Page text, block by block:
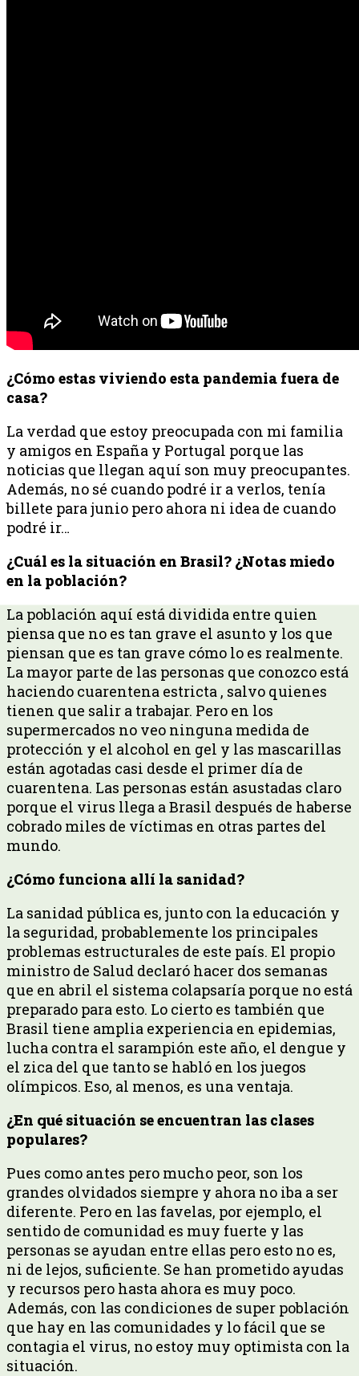
¿Cómo estas viviendo esta pandemia fuera de
casa?
La verdad que estoy preocupada con mi familia
y amigos en España y Portugal porque las
noticias que llegan aquí son muy preocupantes.
Además, no sé cuando podré ir a verlos, tenía
billete para junio pero ahora ni idea de cuando
podré ir…
¿Cuál es la situación en Brasil? ¿Notas miedo
en la población?
La población aquí está dividida entre quien
piensa que no es tan grave el asunto y los que
piensan que es tan grave cómo lo es realmente.
La mayor parte de las personas que conozco está
haciendo cuarentena estricta , salvo quienes
tienen que salir a trabajar. Pero en los
supermercados no veo ninguna medida de
protección y el alcohol en gel y las mascarillas
están agotadas casi desde el primer día de
cuarentena. Las personas están asustadas claro
porque el virus llega a Brasil después de haberse
cobrado miles de víctimas en otras partes del
mundo.
¿Cómo funciona allí la sanidad?
La sanidad pública es, junto con la educación y
la seguridad, probablemente los principales
problemas estructurales de este país. El propio
ministro de Salud declaró hacer dos semanas
que en abril el sistema colapsaría porque no está
preparado para esto. Lo cierto es también que
Brasil tiene amplia experiencia en epidemias,
lucha contra el sarampión este año, el dengue y
el zica del que tanto se habló en los juegos
olímpicos. Eso, al menos, es una ventaja.
¿En qué situación se encuentran las clases
populares?
Pues como antes pero mucho peor, son los
grandes olvidados siempre y ahora no iba a ser
diferente. Pero en las favelas, por ejemplo, el
sentido de comunidad es muy fuerte y las
personas se ayudan entre ellas pero esto no es,
ni de lejos, suficiente. Se han prometido ayudas
y recursos pero hasta ahora es muy poco.
Además, con las condiciones de super población
que hay en las comunidades y lo fácil que se
contagia el virus, no estoy muy optimista con la
situación.